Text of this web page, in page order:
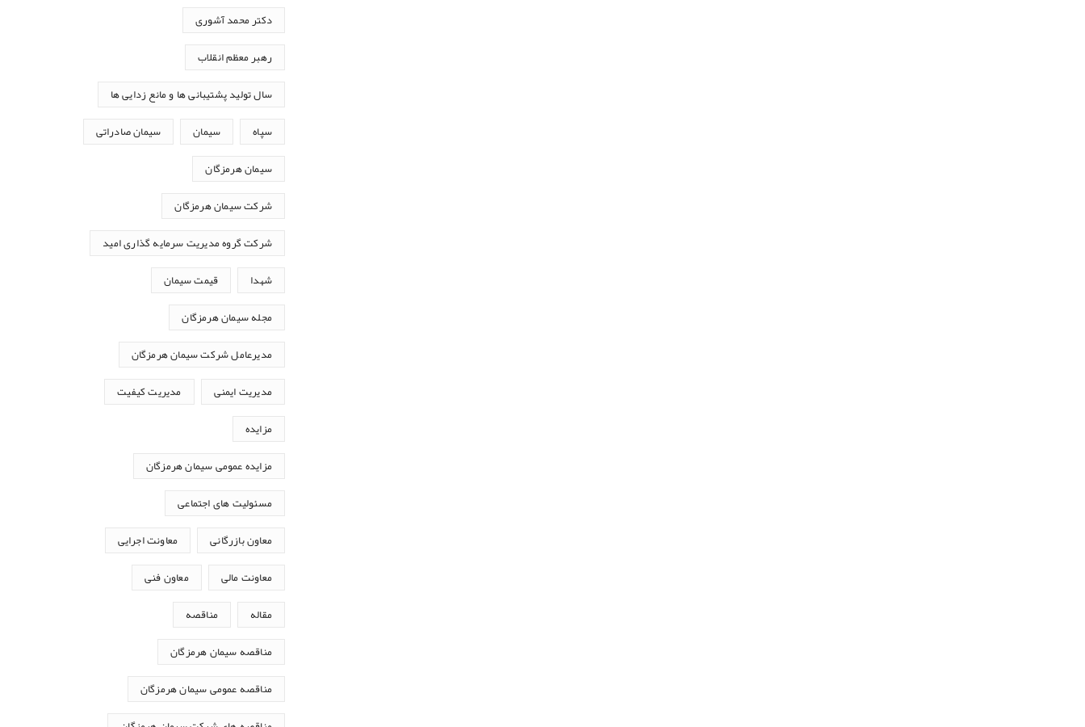
دکتر محمد آشوری
رهبر معظم انقلاب
سال تولید پشتیبانی ها و مانع زدایی ها
سپاه سیمان سیمان صادراتی
سیمان هرمزگان
شرکت سیمان هرمزگان
شرکت گروه مدیریت سرمایه گذاری امید
شهدا قیمت سیمان
مجله سیمان هرمزگان
مدیرعامل شرکت سیمان هرمزگان
مدیریت ایمنی مدیریت کیفیت
مزایده
مزایده عمومی سیمان هرمزگان
مسئولیت های اجتماعی
معاون بازرگانی معاونت اجرایی
معاونت مالی معاون فنی
مقاله مناقصه
مناقصه سیمان هرمزگان
مناقصه عمومی سیمان هرمزگان